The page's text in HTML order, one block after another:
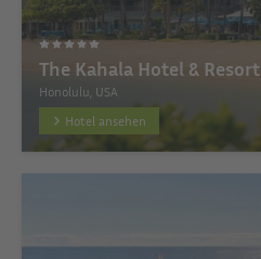
The Kahala Hotel & Resort
Honolulu, USA
Hotel ansehen